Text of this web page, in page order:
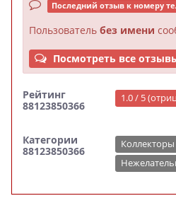
Последний отзыв к номеру
Пользователь без имени
Посмотреть все
Рейтинг
88123850366
1.0 / 5
Категории
88123850366
Коллекторы